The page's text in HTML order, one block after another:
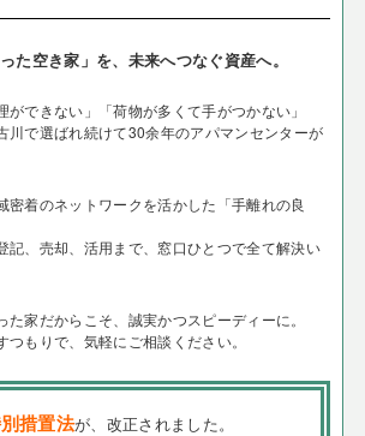
た空き家」を、未来へつなぐ資産へ。
ができない」「荷物が多くて手がつかない」
川で選ばれ続けて30余年のアパマンセンターが
密着のネットワークを活かした「手離れの良
記、売却、活用まで、窓口ひとつで全て解決い
た家だからこそ、誠実かつスピーディーに。
つもりで、気軽にご相談ください。
措置法が、改正されました。